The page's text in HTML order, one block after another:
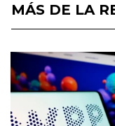
MÁS DE LA